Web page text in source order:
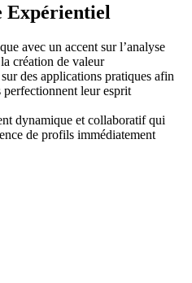
Expérientiel
avec un accent sur l’analyse
création de valeur
des applications pratiques afin
perfectionnent leur esprit
dynamique et collaboratif qui
de profils immédiatement